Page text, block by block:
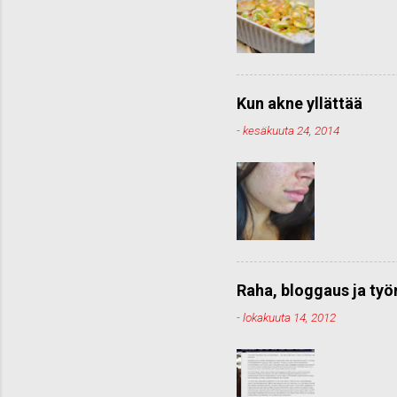
Kun akne yllättää
-kesäkuuta 24, 2014
Raha, bloggaus ja
-lokakuuta 14, 2012